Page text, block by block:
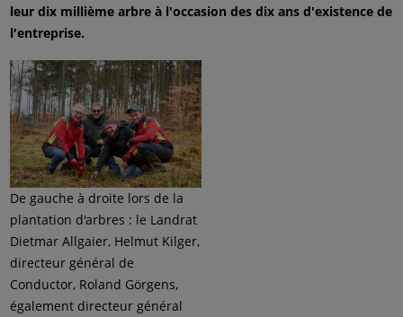
leur dix millième arbre à l'occasion des dix ans d'existence de
l'entreprise.
De gauche à droite lors de la
plantation d'arbres : le Landrat
Dietmar Allgaier, Helmut Kilger,
directeur général de
Conductor, Roland Görgens,
également directeur général